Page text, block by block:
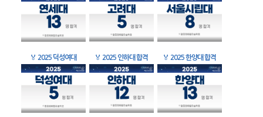
🏅 2025 덕성여대 🏅 2025 인하대 합격 🏅 2025 한양대 합격